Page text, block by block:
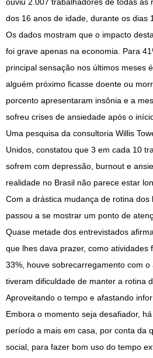
ouviu 2.007 trabalhadores de todas as
dos 16 anos de idade, durante os dias
Os dados mostram que o impacto
foi grave apenas na economia. Para
principal sensação nos últimos meses
alguém próximo ficasse doente ou
porcento apresentaram insônia e a
sofreu crises de ansiedade após o
Uma pesquisa da consultoria Willis
Unidos, constatou que 3 em cada 10
sofrem com depressão, burnout e
realidade no Brasil não parece estar
Com a drástica mudança de rotina
passou a se mostrar um ponto de
Quase metade dos entrevistados
que lhes dava prazer, como atividades
33%, houve sobrecarregamento com
tiveram dificuldade de manter a rotina
Aproveitando o tempo e afastando
Embora o momento seja desafiador,
período a mais em casa, por conta da
social, para fazer bom uso do tempo